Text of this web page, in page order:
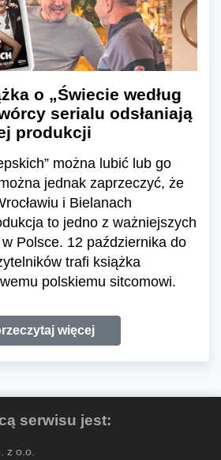
o „Świecie według
serialu odsłaniają
produkcji
można lubić lub go
jednak zaprzeczyć, że
i Bielanach
to jedno z ważniejszych
w Polsce. 12 października do
trafi książka
polskiemu sitcomowi.
więcej
serwisu jest:
z o.o.